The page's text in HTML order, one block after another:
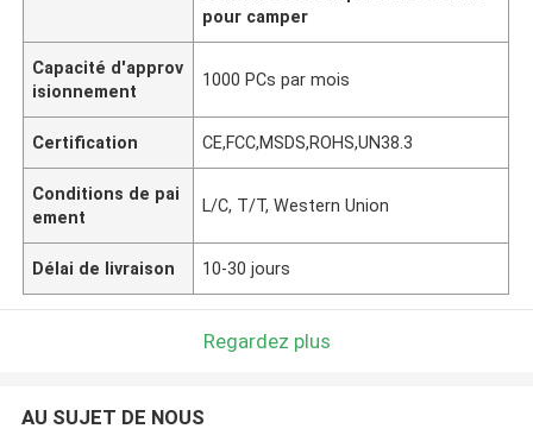
pour camper
Capacité d'approv
isionnement
1000 PCs par mois
Certification CE,FCC,MSDS,ROHS,UN38.3
Conditions de pai
ement
L/C, T/T, Western Union
Délai de livraison 10-30 jours
Regardez plus
AU SUJET DE NOUS